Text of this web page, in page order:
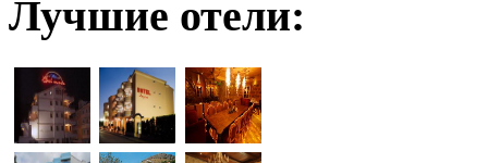
Лучшие отели: